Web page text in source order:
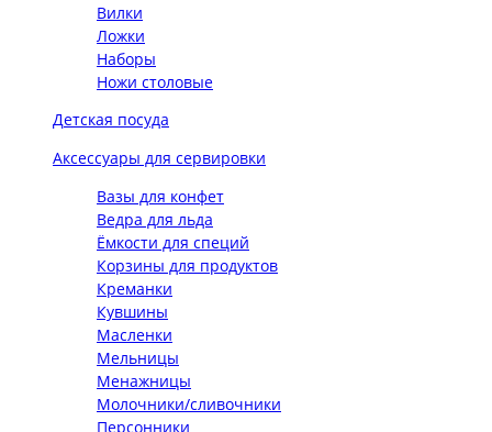
Вилки
Ложки
Наборы
Ножи столовые
Детская посуда
Аксессуары для сервировки
Вазы для конфет
Ведра для льда
Ёмкости для специй
Корзины для продуктов
Креманки
Кувшины
Масленки
Мельницы
Менажницы
Молочники/сливочники
Персонники